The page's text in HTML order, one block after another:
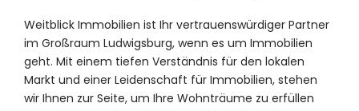
Weitblick Immobilien ist Ihr vertrauenswürdiger Partner
im Großraum Ludwigsburg, wenn es um Immobilien
geht. Mit einem tiefen Verständnis für den lokalen
Markt und einer Leidenschaft für Immobilien, stehen
wir Ihnen zur Seite, um Ihre Wohnträume zu erfüllen